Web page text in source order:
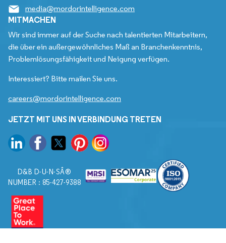
media@mordorintelligence.com
MITMACHEN
Wir sind immer auf der Suche nach talentierten Mitarbeitern,
die über ein außergewöhnliches Maß an Branchenkenntnis,
Problemlösungsfähigkeit und Neigung verfügen.
Interessiert? Bitte mailen Sie uns.
careers@mordorintelligence.com
JETZT MIT UNS IN VERBINDUNG TRETEN
D&B D-U-N-SÂ®
NUMBER : 85-427-9388